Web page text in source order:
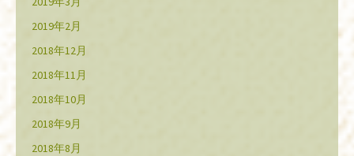
2019年2月
2018年12月
2018年11月
2018年10月
2018年9月
2018年8月